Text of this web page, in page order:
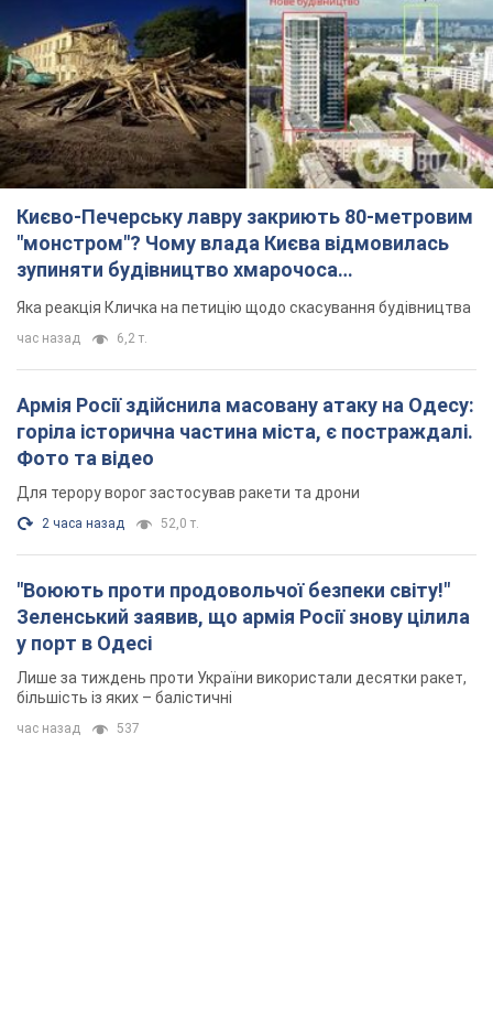
Києво-Печерську лавру закриють 80-метровим
"монстром"? Чому влада Києва відмовилась
зупиняти будівництво хмарочоса
"московського вірянина"
Яка реакція Кличка на петицію щодо скасування будівництва
час назад 6,2 т.
Армія Росії здійснила масовану атаку на Одесу:
горіла історична частина міста, є постраждалі.
Фото та відео
Для терору ворог застосував ракети та дрони
2 часа назад 52,0 т.
"Воюють проти продовольчої безпеки світу!"
Зеленський заявив, що армія Росії знову цілила
у порт в Одесі
Лише за тиждень проти України використали десятки ракет,
більшість із яких – балістичні
час назад 537